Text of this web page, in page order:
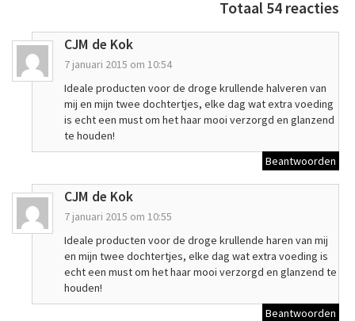
Totaal 54 reacties
CJM de Kok
7 januari 2015 om 10:54
Ideale producten voor de droge krullende halveren van
mij en mijn twee dochtertjes, elke dag wat extra voeding
is echt een must om het haar mooi verzorgd en glanzend
te houden!
Beantwoorden
CJM de Kok
7 januari 2015 om 10:55
Ideale producten voor de droge krullende haren van mij
en mijn twee dochtertjes, elke dag wat extra voeding is
echt een must om het haar mooi verzorgd en glanzend te
houden!
Beantwoorden